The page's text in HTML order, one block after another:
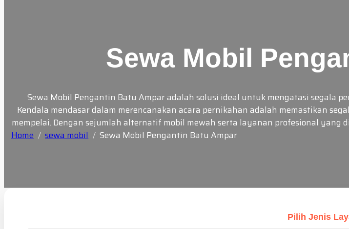
Sewa Mobil
Sewa Mobil Pengantin Batu Ampar adalah solusi ideal untuk mengatasi segala
Kendala mendasar dalam merencanakan acara pernikahan adalah memastikan
mempelai. Dengan sejumlah alternatif mobil mewah serta layanan profesional yang
Home
sewa mobil Sewa Mobil Pengantin Batu Ampar
Pilih Jenis